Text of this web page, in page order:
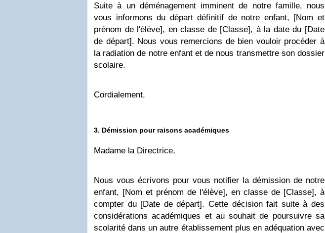
Suite à un déménagement imminent de notre famille, nous
vous informons du départ définitif de notre enfant, [Nom et
prénom de l'élève], en classe de [Classe], à la date du [Date
de départ]. Nous vous remercions de bien vouloir procéder à
la radiation de notre enfant et de nous transmettre son dossier
scolaire.
Cordialement,
3. Démission pour raisons académiques
Madame la Directrice,
Nous vous écrivons pour vous notifier la démission de notre
enfant, [Nom et prénom de l'élève], en classe de [Classe], à
compter du [Date de départ]. Cette décision fait suite à des
considérations académiques et au souhait de poursuivre sa
scolarité dans un autre établissement plus en adéquation avec